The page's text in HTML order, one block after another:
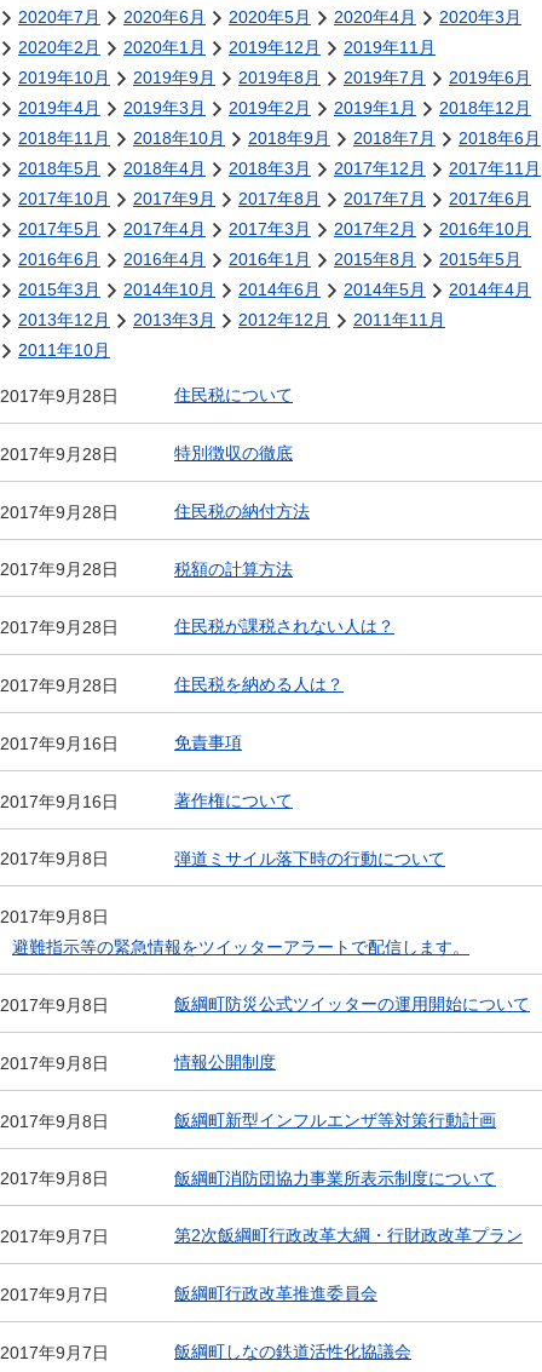
2020年7月
2020年6月 2020年5月 2020年4月
2020年3月
2020年2月
2020年1月 2019年12月
2019年11月
2019年10月
2019年9月 2019年8月 2019年7月
2019年6月
2019年4月
2019年3月 2019年2月 2019年1月
2018年12月
2018年11月
2018年10月 2018年9月 2018年7月
2018年6月
2018年5月
2018年4月 2018年3月 2017年12月
2017年11月
2017年10月
2017年9月 2017年8月 2017年7月
2017年6月
2017年5月
2017年4月 2017年3月 2017年2月
2016年10月
2016年6月
2016年4月 2016年1月 2015年8月
2015年5月
2015年3月
2014年10月 2014年6月 2014年5月
2014年4月
2013年12月
2013年3月 2012年12月
2011年11月
2011年10月
2017年9月28日 住民税について
2017年9月28日 特別徴収の徹底
2017年9月28日 住民税の納付方法
2017年9月28日 税額の計算方法
2017年9月28日 住民税が課税されない人は？
2017年9月28日 住民税を納める人は？
2017年9月16日 免責事項
2017年9月16日 著作権について
2017年9月8日 弾道ミサイル落下時の行動について
2017年9月8日
避難指示等の緊急情報をツイッターアラートで配信します。
2017年9月8日 飯綱町防災公式ツイッターの運用開始について
2017年9月8日 情報公開制度
2017年9月8日 飯綱町新型インフルエンザ等対策行動計画
2017年9月8日 飯綱町消防団協力事業所表示制度について
2017年9月7日 第2次飯綱町行政改革大綱・行財政改革プラン
2017年9月7日 飯綱町行政改革推進委員会
2017年9月7日 飯綱町しなの鉄道活性化協議会